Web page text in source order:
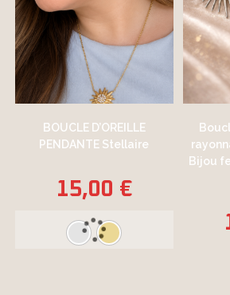
BOUCLE D’OREILLE
PENDANTE Stellaire
15,00 €
Bijou